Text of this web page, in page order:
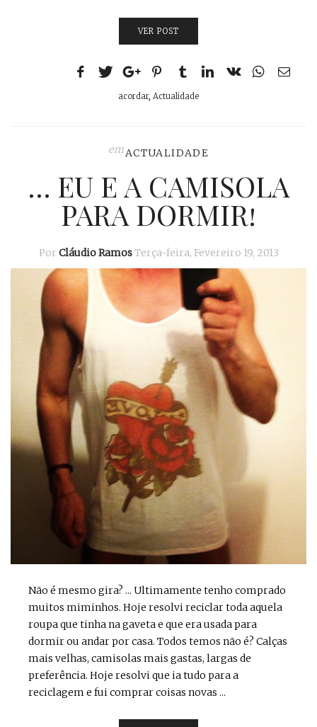
VER POST
acordar, Actualidade
emACTUALIDADE
… EU E A CAMISOLA
PARA DORMIR!
Por Cláudio RamosTerça-feira, Fevereiro 19, 2013
Não é mesmo gira? ... Ultimamente tenho comprado
muitos miminhos. Hoje resolvi reciclar toda aquela
roupa que tinha na gaveta e que era usada para
dormir ou andar por casa. Todos temos não é? Calças
mais velhas, camisolas mais gastas, largas de
preferência. Hoje resolvi que ia tudo para a
reciclagem e fui comprar coisas novas ...